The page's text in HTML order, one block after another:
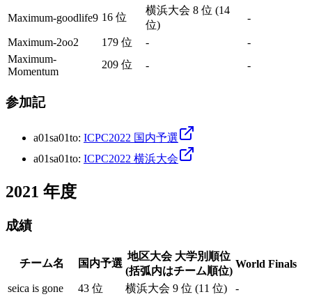
Maximum-goodlife9 16 位
横浜大会 8 位 (14
位)
-
Maximum-2oo2 179 位 -
-
Maximum-
Momentum
209 位 - -
参加記
a01sa01to: ICPC2022 国内予選
a01sa01to: ICPC2022 横浜大会
2021 年度
成績
チーム名 国内予選
地区大会 大学別順位
(括弧内はチーム順位)
World Finals
seica is gone 43 位 横浜大会 9 位 (11 位) -